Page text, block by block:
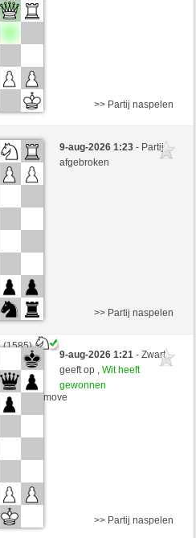
(-8)
(+8)
>> Partij naspelen
9-aug-2026 1:23- Partij
afgebroken
(1585)
seconds/move
>> Partij naspelen
9-aug-2026 1:21- Zwart
geeft op ,Wit heeft
gewonnen
>> Partij naspelen